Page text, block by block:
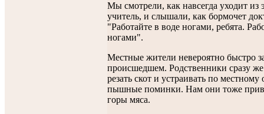
Мы смотрели, как навсегда уходит из
учитель, и слышали, как бормочет
"Работайте в воде ногами, ребята.
ногами".
Местные жители невероятно быстро
происшедшем. Родственники сразу же
резать скот и устраивать по
пышные поминки. Нам они тоже
горы мяса.